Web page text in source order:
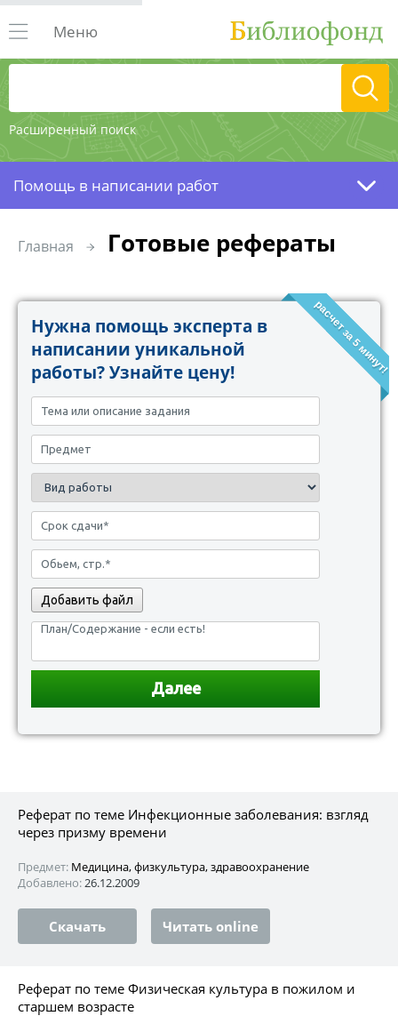
Расширенный поиск
Меню
Помощь в написании работ
Главная Готовые рефераты
расчет за 5 минут!
Нужна помощь эксперта в
написании уникальной
работы? Узнайте цену!
Добавить файл
Реферат по теме Инфекционные заболевания: взгляд
через призму времени
Предмет: Медицина, физкультура, здравоохранение
Добавлено:26.12.2009
Скачать Читать online
Реферат по теме Физическая культура в пожилом и
старшем возрасте